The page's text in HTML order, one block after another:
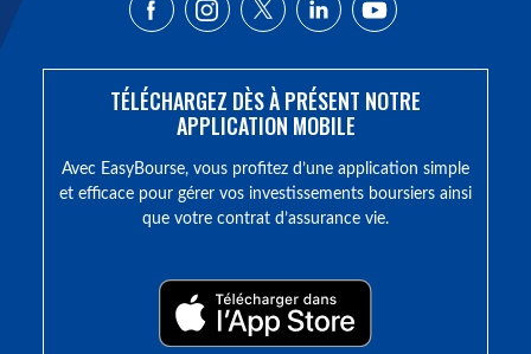
TÉLÉCHARGEZ DÈS À PRÉSENT NOTRE
APPLICATION MOBILE
Avec EasyBourse, vous profitez d’une application simple
et efficace pour gérer vos investissements boursiers ainsi
que votre contrat d’assurance vie.